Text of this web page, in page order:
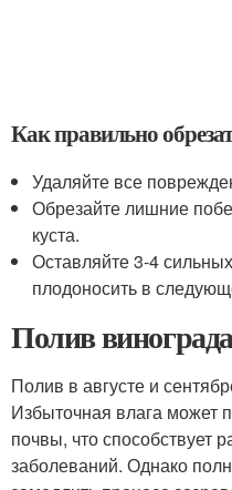
Как правильно
Удаляйте все
Обрезайте лишние
куста.
Оставляйте 3-4
плодоносить в
Полив винограда
Полив в августе и
Избыточная влага может
почвы, что способствует
заболеваний. Однако